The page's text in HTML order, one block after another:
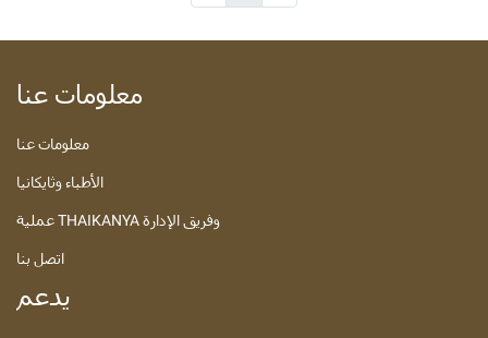
معلومات عنا
معلومات عنا
الأطباء وثايكانيا
عملية THAIKANYA وفريق الإدارة
اتصل بنا
يدعم